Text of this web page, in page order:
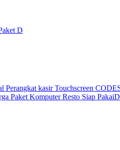
D
Perangkat kasir Touchscreen
Paket Komputer Resto Siap Pakai